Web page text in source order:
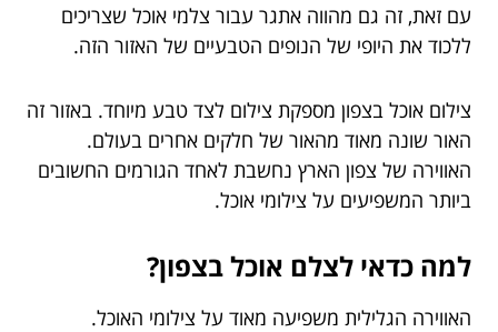
עם זאת, זה גם מהווה אתגר עבור צלמי אוכל שצריכים
ללכוד את היופי של הנופים הטבעיים של האזור הזה.
צילום אוכל בצפון מספקת צילום לצד טבע מיוחד. באזור זה
האור שונה מאוד מהאור של חלקים אחרים בעולם.
האווירה של צפון הארץ נחשבת לאחד הגורמים החשובים
ביותר המשפיעים על צילומי אוכל.
למה כדאי לצלם אוכל בצפון?
האווירה הגלילית משפיעה מאוד על צילומי האוכל.